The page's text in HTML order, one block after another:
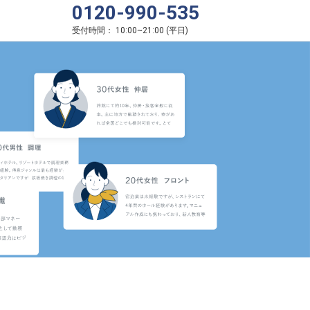
0120-990-535
受付時間： 10:00~21:00 (平日 )